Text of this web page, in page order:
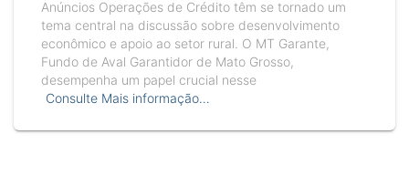
Anúncios Operações de Crédito têm se tornado um
tema central na discussão sobre desenvolvimento
econômico e apoio ao setor rural. O MT Garante,
Fundo de Aval Garantidor de Mato Grosso,
desempenha um papel crucial nesse
Consulte Mais informação…